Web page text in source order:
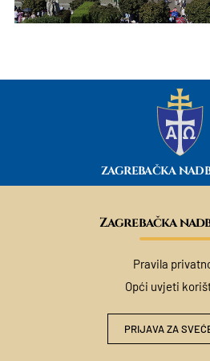
ZAGREBAČKA
Zagrebačka
Pravila
Opći uvjeti
PRIJAVA ZA